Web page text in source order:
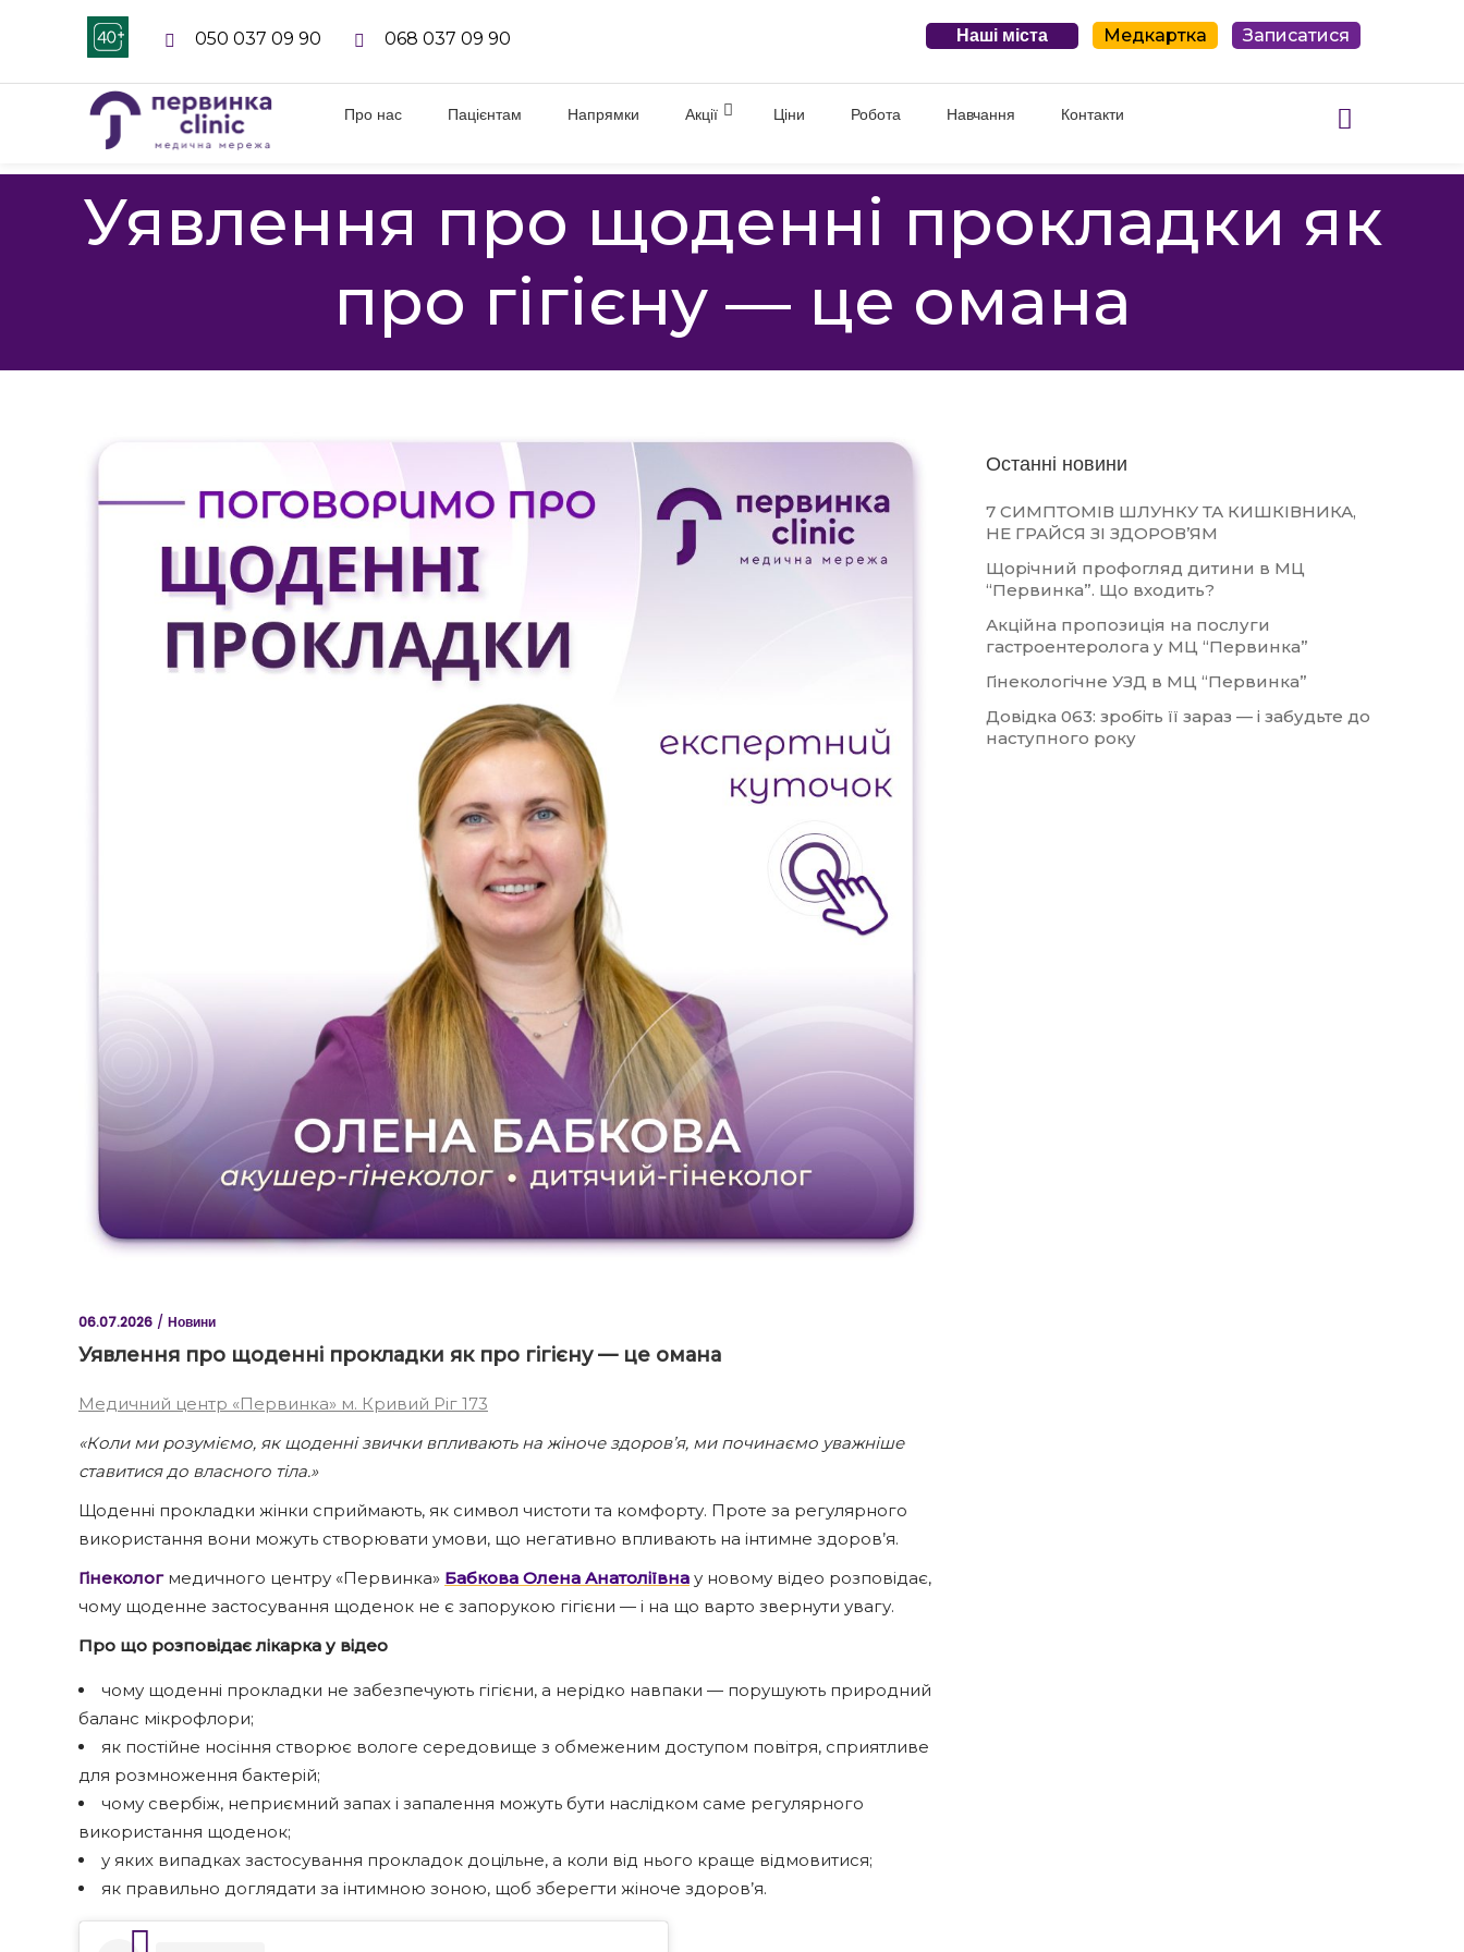
050 037 09 90 068 037 09 90 Наші міста Медкартка Записатися
Про нас Пацієнтам Напрямки Акції Ціни Робота Навчання Контакти
Уявлення про щоденні прокладки як
про гігієну — це омана
06.07.2026 Новини
Уявлення про щоденні прокладки як про гігієну — це омана
Медичний центр «Первинка» м. Кривий Ріг 173
«Коли ми розуміємо, як щоденні звички впливають на жіноче здоров’я, ми починаємо уважніше
ставитися до власного тіла.»
Щоденні прокладки жінки сприймають, як символ чистоти та комфорту. Проте за регулярного
використання вони можуть створювати умови, що негативно впливають на інтимне здоров’я.
Гінекологмедичного центру «Первинка» Бабкова Олена Анатоліївна у новому відео розповідає,
чому щоденне застосування щоденок не є запорукою гігієни — і на що варто звернути увагу.
Про що розповідає лікарка у відео
чому щоденні прокладки не забезпечують гігієни, а нерідко навпаки — порушують природний
баланс мікрофлори;
як постійне носіння створює вологе середовище з обмеженим доступом повітря, сприятливе
для розмноження бактерій;
чому свербіж, неприємний запах і запалення можуть бути наслідком саме регулярного
використання щоденок;
у яких випадках застосування прокладок доцільне, а коли від нього краще відмовитися;
як правильно доглядати за інтимною зоною, щоб зберегти жіноче здоров’я.
Останні новини
7 СИМПТОМІВ ШЛУНКУ ТА КИШКІВНИКА,
НЕ ГРАЙСЯ ЗІ ЗДОРОВ’ЯМ
Щорічний профогляд дитини в МЦ
“Первинка”. Що входить?
Акційна пропозиція на послуги
гастроентеролога у МЦ “Первинка”
Гінекологічне УЗД в МЦ “Первинка”
Довідка 063: зробіть її зараз — і забудьте до
наступного року